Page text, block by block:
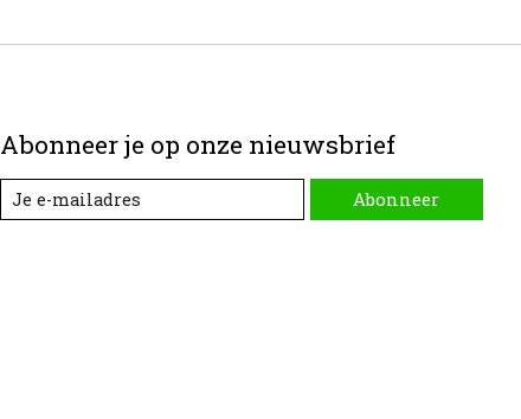
Abonneer je op onze nieuwsbrief
Abonneer